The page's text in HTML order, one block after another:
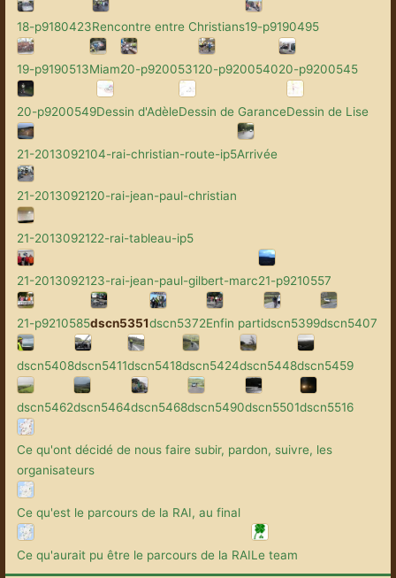
18-p9180423Rencontre entre Christians19-p9190495
19-p9190513Miam20-p920053120-p920054020-p9200545
20-p9200549Dessin d'AdèleDessin de GaranceDessin de Lise
21-2013092104-rai-christian-route-ip5Arrivée
21-2013092120-rai-jean-paul-christian
21-2013092122-rai-tableau-ip5
21-2013092123-rai-jean-paul-gilbert-marc21-p9210557
21-p9210585dscn5351dscn5372Enfin partidscn5399dscn5407
dscn5408dscn5411dscn5418dscn5424dscn5448dscn5459
dscn5462dscn5464dscn5468dscn5490dscn5501dscn5516
Ce qu'ont décidé de nous faire subir, pardon, suivre, les
organisateurs
Ce qu'est le parcours de la RAI, au final
Ce qu'aurait pu être le parcours de la RAILe team